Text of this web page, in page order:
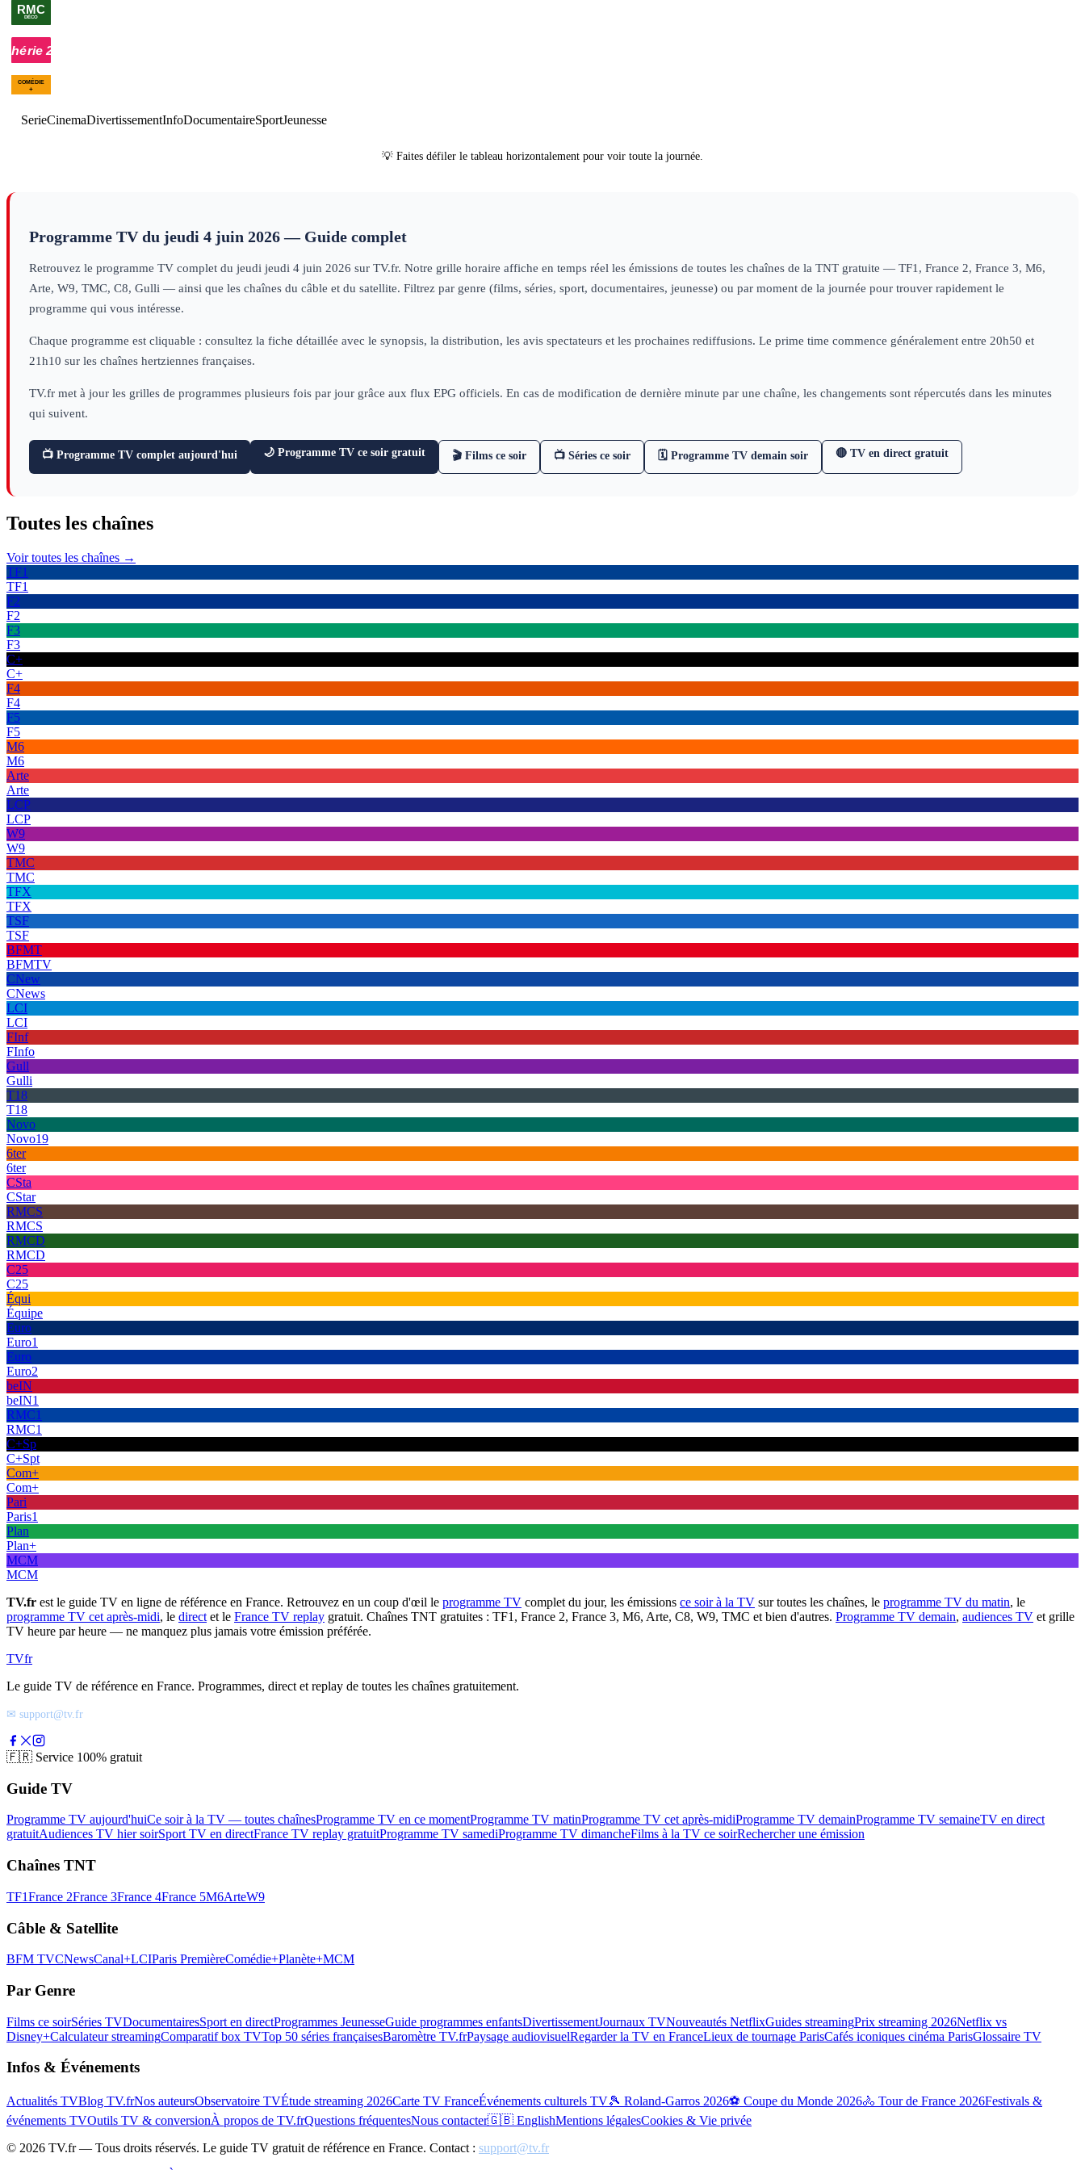
Madodocumentaire
SerieCinemaDivertissementInfoDocumentaireSportJeunesse
💡 Faites défiler le tableau horizontalement pour voir toute la journée.
Programme TV du jeudi 4 juin 2026— Guide complet
Retrouvez le programme TV complet du jeudi jeudi 4 juin 2026 sur TV.fr. Notre grille horaire affiche en temps réel les émissions de toutes les chaînes de la TNT gratuite — TF1, France 2, France 3, M6,
Arte, W9, TMC, C8, Gulli — ainsi que les chaînes du câble et du satellite. Filtrez par genre (films, séries, sport, documentaires, jeunesse) ou par moment de la journée pour trouver rapidement le
programme qui vous intéresse.
Chaque programme est cliquable : consultez la fiche détaillée avec le synopsis, la distribution, les avis spectateurs et les prochaines rediffusions. Le prime time commence généralement entre 20h50 et
21h10 sur les chaînes hertziennes françaises.
TV.fr met à jour les grilles de programmes plusieurs fois par jour grâce aux flux EPG officiels. En cas de modification de dernière minute par une chaîne, les changements sont répercutés dans les minutes
qui suivent.
📺 Programme TV complet aujourd'hui 🌙 Programme TV ce soir gratuit 🎬 Films ce soir 📺 Séries ce soir 🗓 Programme TV demain soir 🔴 TV en direct gratuit
Toutes les chaînes
Voir toutes les chaînes →
TF1
TF1
F2
F2
F3
F3
C+
C+
F4
F4
F5
F5
M6
M6
Arte
Arte
LCP
LCP
W9
W9
TMC
TMC
TFX
TFX
TSF
TSF
BFMT
BFMTV
CNew
CNews
LCI
LCI
FInf
FInfo
Gull
Gulli
T18
T18
Novo
Novo19
6ter
6ter
CSta
CStar
RMCS
RMCS
RMCD
RMCD
C25
C25
Équi
Équipe
Euro
Euro1
Euro
Euro2
beIN
beIN1
RMC1
RMC1
C+Sp
C+Spt
Com+
Com+
Pari
Paris1
Plan
Plan+
MCM
MCM
TV.fr est le guide TV en ligne de référence en France. Retrouvez en un coup d'œil le programme TV complet du jour, les émissions ce soir à la TV sur toutes les chaînes, le programme TV du matin, le
programme TV cet après-midi, le direct et le France TV replay gratuit. Chaînes TNT gratuites : TF1, France 2, France 3, M6, Arte, C8, W9, TMC et bien d'autres. Programme TV demain, audiences TV et grille
TV heure par heure — ne manquez plus jamais votre émission préférée.
TVfr
Le guide TV de référence en France. Programmes, direct et replay de toutes les chaînes gratuitement.
✉ support@tv.fr
🇫🇷 Service 100% gratuit
Guide TV
Programme TV aujourd'huiCe soir à la TV — toutes chaînesProgramme TV en ce momentProgramme TV matinProgramme TV cet après-midiProgramme TV demainProgramme TV semaineTV en direct
gratuitAudiences TV hier soirSport TV en directFrance TV replay gratuitProgramme TV samediProgramme TV dimancheFilms à la TV ce soirRechercher une émission
Chaînes TNT
TF1France 2France 3France 4France 5M6ArteW9
Câble & Satellite
BFM TVCNewsCanal+LCIParis PremièreComédie+Planète+MCM
Par Genre
Films ce soirSéries TVDocumentairesSport en directProgrammes JeunesseGuide programmes enfantsDivertissementJournaux TVNouveautés NetflixGuides streamingPrix streaming 2026Netflix vs
Disney+Calculateur streamingComparatif box TVTop 50 séries françaisesBaromètre TV.frPaysage audiovisuelRegarder la TV en FranceLieux de tournage ParisCafés iconiques cinéma ParisGlossaire TV
Infos & Événements
Actualités TVBlog TV.frNos auteursObservatoire TVÉtude streaming 2026Carte TV FranceÉvénements culturels TV🎾 Roland-Garros 2026⚽ Coupe du Monde 2026🚴 Tour de France 2026Festivals &
événements TVOutils TV & conversionÀ propos de TV.frQuestions fréquentesNous contacter🇬🇧 EnglishMentions légalesCookies & Vie privée
© 2026 TV.fr — Tous droits réservés. Le guide TV gratuit de référence en France. Contact : support@tv.fr